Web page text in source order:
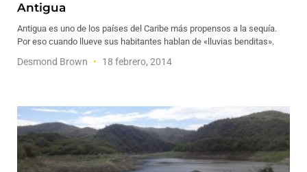
Antigua
Antigua es uno de los países del Caribe más propensos a la sequía.
Por eso cuando llueve sus habitantes hablan de «lluvias benditas».
Desmond Brown 18 febrero, 2014